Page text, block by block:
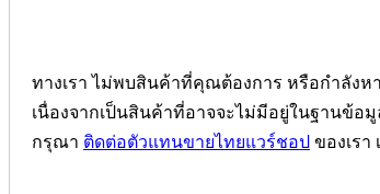
ทางเรา ไม่พบสินค้าที่คุณต้องการ หรือกำลังห
เนื่องจากเป็นสินค้าที่อาจจะไม่มีอยู่ในฐานข้
กรุณา ติดต่อตัวแทนขายไทยแวร์ชอป ของเร